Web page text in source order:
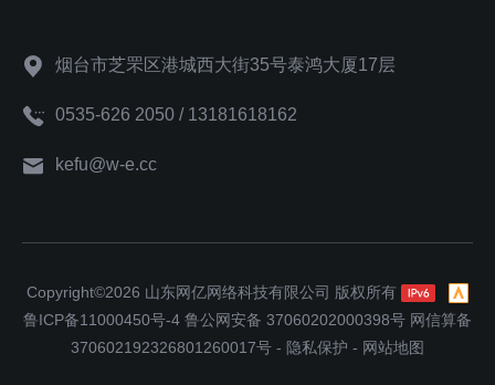
烟台市芝罘区港城西大街35号泰鸿大厦17层
0535-626 2050 / 13181618162
kefu@w-e.cc
Copyright©2026 山东网亿网络科技有限公司 版权所有
鲁ICP备11000450号-4 鲁公网安备 37060202000398号 网信算备
370602192326801260017号 - 隐私保护 - 网站地图